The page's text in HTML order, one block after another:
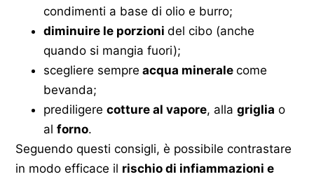
condimenti a base di olio e burro;
diminuire le porzioni del cibo (anche
quando si mangia fuori);
scegliere sempre acqua minerale come
bevanda;
prediligere cotture al vapore, alla griglia o
al forno.
Seguendo questi consigli, è possibile contrastare
in modo efficace il rischio di infiammazioni e